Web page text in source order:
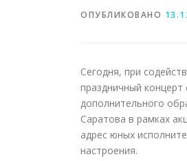
ОПУБЛИКОВАНО
Сегодня, при
праздничный концерт
дополнительного
Саратова в рамках
адрес юных
настроения.